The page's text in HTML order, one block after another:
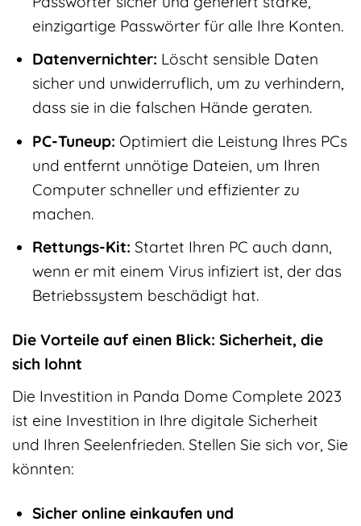
einzigartige Passwörter für alle Ihre Konten.
Datenvernichter: Löscht sensible Daten
sicher und unwiderruflich, um zu verhindern,
dass sie in die falschen Hände geraten.
PC-Tuneup: Optimiert die Leistung Ihres PCs
und entfernt unnötige Dateien, um Ihren
Computer schneller und effizienter zu
machen.
Rettungs-Kit: Startet Ihren PC auch dann,
wenn er mit einem Virus infiziert ist, der das
Betriebssystem beschädigt hat.
Die Vorteile auf einen Blick: Sicherheit, die
sich lohnt
Die Investition in Panda Dome Complete 2023
ist eine Investition in Ihre digitale Sicherheit
und Ihren Seelenfrieden. Stellen Sie sich vor, Sie
könnten:
Sicher online einkaufen und